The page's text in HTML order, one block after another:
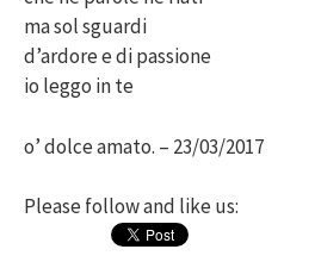
ma sol sguardi
d’ardore e di passione
io leggo in te
o’ dolce amato. – 23/03/2017
Please follow and like us: